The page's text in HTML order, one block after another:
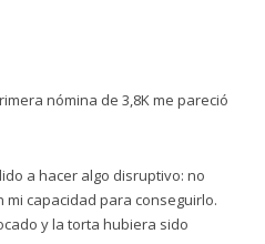
nómina de 3,8K me pareció
a hacer algo disruptivo: no
capacidad para conseguirlo.
y la torta hubiera sido